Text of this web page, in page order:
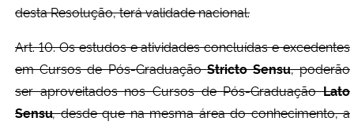
desta Resolução, terá validade nacional.
Art. 10. Os estudos e atividades concluídas e excedentes
em Cursos de Pós-GraduaçãoStricto Sensu, poderão
ser aproveitados nos Cursos de Pós-GraduaçãoLato
Sensu,desde que na mesma área do conhecimento, a